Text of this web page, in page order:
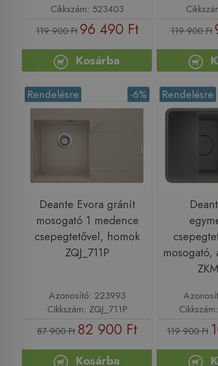
Cikkszám: 523403
119 900 Ft 96 490 Ft
Kosárba
119 900 Ft
-6%
Rendelésre
Deante Evora gránit
mosogató 1 medence
csepegtetővel, homok
ZQJ_711P
Azonosító: 223993
Cikkszám: ZQJ_711P
87 900 Ft 82 900 Ft
Kosárba
Rendelésre
mosogató,
119 900 Ft